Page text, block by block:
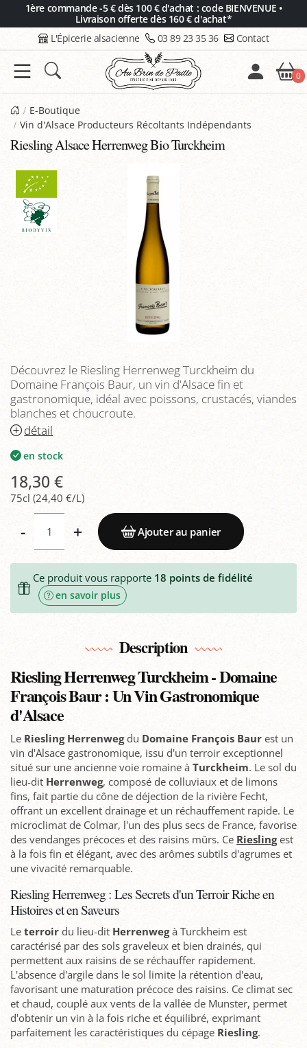
1ère commande -5 € dès 100 € d'achat : code BIENVENUE •
Livraison offerte dès 160 € d'achat*
L'Épicerie alsacienne 03 89 23 35 36 Contact
0
E-Boutique
Vin d'Alsace Producteurs Récoltants Indépendants
Riesling Alsace Herrenweg Bio Turckheim
Découvrez le Riesling Herrenweg Turckheim du
Domaine François Baur, un vin d'Alsace fin et
gastronomique, idéal avec poissons, crustacés, viandes
blanches et choucroute.
détail
en stock
18,30 €
75cl (24,40 €/L)
- + Ajouter au panier
Ce produit vous rapporte 18 points de fidélité
en savoir plus
Description
Riesling Herrenweg Turckheim - Domaine
François Baur : Un Vin Gastronomique
d'Alsace
Le Riesling Herrenwegdu Domaine François Baur est un
vin d'Alsace gastronomique, issu d'un terroir exceptionnel
situé sur une ancienne voie romaine à Turckheim. Le sol du
lieu-dit Herrenweg, composé de colluviaux et de limons
fins, fait partie du cône de déjection de la rivière Fecht,
offrant un excellent drainage et un réchauffement rapide. Le
microclimat de Colmar, l'un des plus secs de France, favorise
des vendanges précoces et des raisins mûrs. Ce Rieslingest
à la fois fin et élégant, avec des arômes subtils d'agrumes et
une vivacité remarquable.
Riesling Herrenweg : Les Secrets d'un Terroir Riche en
Histoires et en Saveurs
Le terroir du lieu-dit Herrenwegà Turckheim est
caractérisé par des sols graveleux et bien drainés, qui
permettent aux raisins de se réchauffer rapidement.
L'absence d'argile dans le sol limite la rétention d'eau,
favorisant une maturation précoce des raisins. Ce climat sec
et chaud, couplé aux vents de la vallée de Munster, permet
d'obtenir un vin à la fois riche et équilibré, exprimant
parfaitement les caractéristiques du cépage Riesling.
Panneau de gestion des cookies